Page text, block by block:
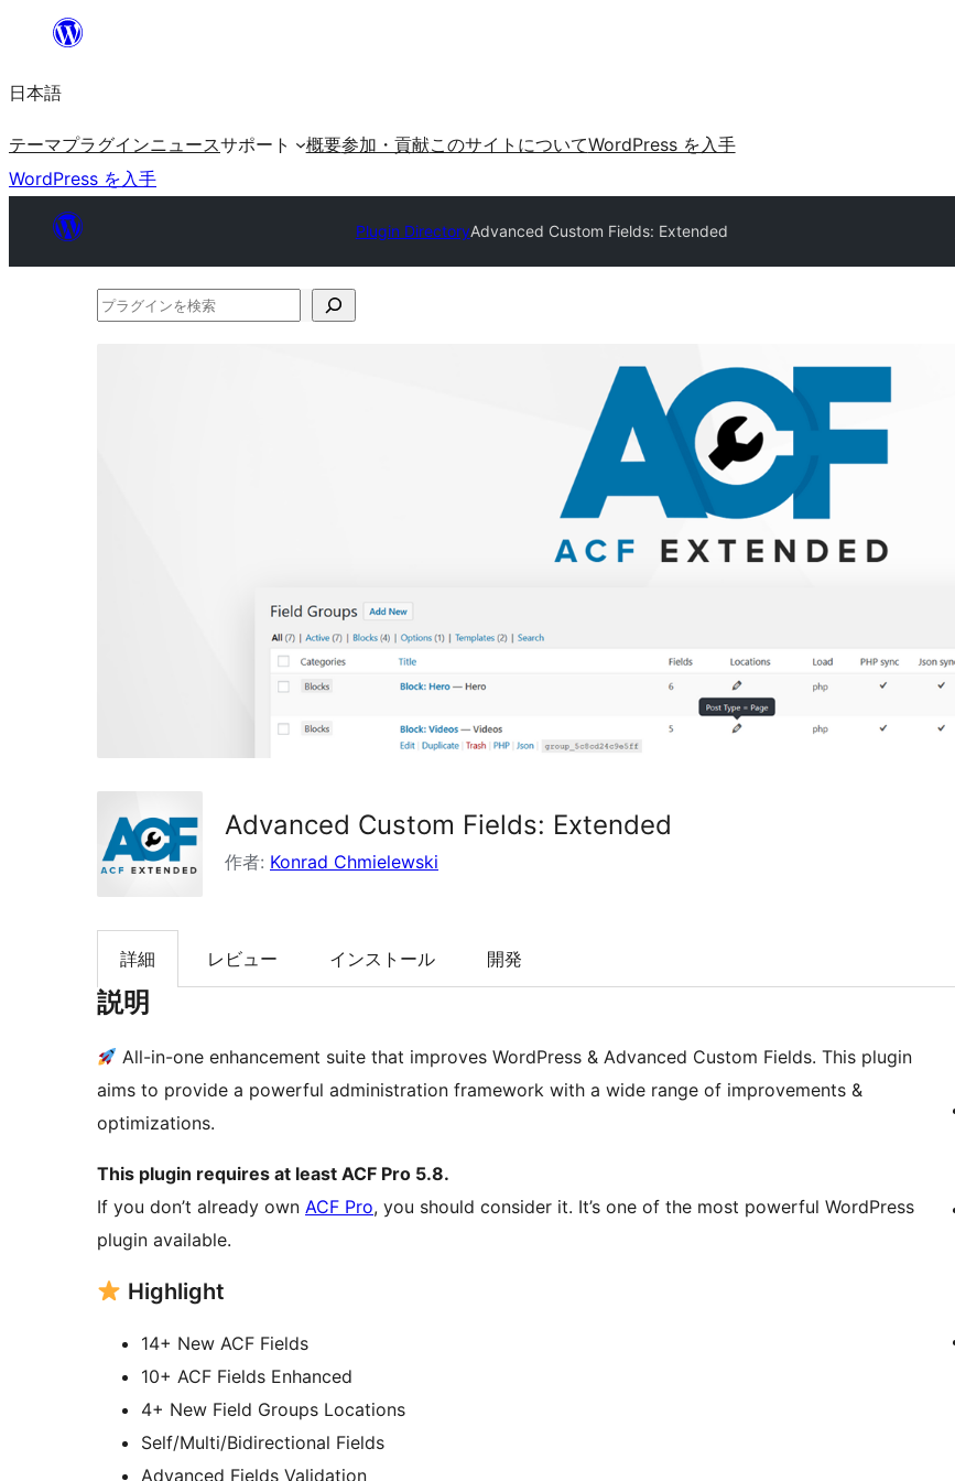
を
ッ
日本語
テーマプラグインニュースサポート 概要参加・貢献このサイトについてWordPress を入手
WordPress を入手
Plugin DirectoryAdvanced Custom Fields: Extended
プ
Advanced Custom Fields: Extended
作者: Konrad Chmielewski
詳細 レビュー インストール 開発
説明
All-in-one enhancement suite that improves WordPress & Advanced Custom Fields. This plugin
aims to provide a powerful administration framework with a wide range of improvements &
optimizations.
This plugin requires at least ACF Pro 5.8.
If you don’t already own ACF Pro, you should consider it. It’s one of the most powerful WordPress
plugin available.
Highlight
14+ New ACF Fields
10+ ACF Fields Enhanced
4+ New Field Groups Locations
Self/Multi/Bidirectional Fields
Advanced Fields Validation